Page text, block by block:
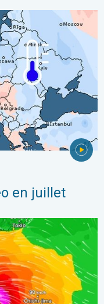
Europe. . . lundi 3 août
en juillet
Glissements de